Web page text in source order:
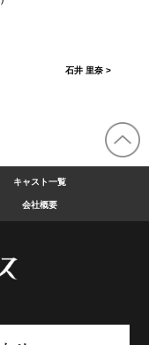
石井 里奈 >
キャスト一覧
会社概要